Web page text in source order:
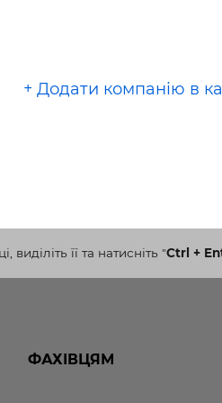
+ Додати компанію в
її та натисніть "Ctrl +
ФАХІВЦЯМ